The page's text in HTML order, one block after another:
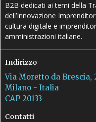
B2B dedicati ai temi della
dell’Innovazione
cultura digitale e
amministrazioni italiane.
Indirizzo
Via Moretto da Brescia,
Milano - Italia
CAP 20133
Contatti